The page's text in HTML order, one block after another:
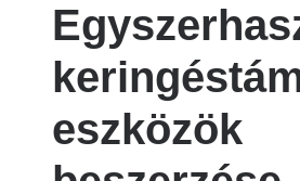
eszközök